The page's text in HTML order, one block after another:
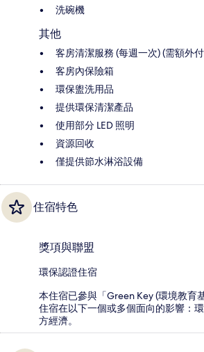
洗碗機
其他
客房清潔服務 (每週一次) (需額外
客房內保險箱
環保盥洗用品
提供環保清潔產品
使用部分 LED 照明
資源回收
僅提供節水淋浴設備
住宿特色
獎項與聯盟
環保認證住宿
本住宿已參與「Green Key (環境教育
住宿在以下一個或多個面向的影響：
方經濟。